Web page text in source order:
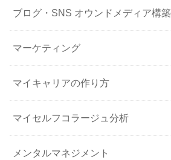
ブログ・SNS オウンドメディア構築
マーケティング
マイキャリアの作り方
マイセルフコラージュ分析
メンタルマネジメント